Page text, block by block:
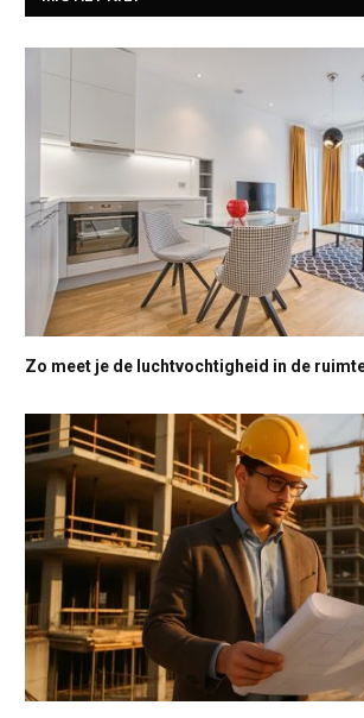
Zo meet je de luchtvochtigheid in de